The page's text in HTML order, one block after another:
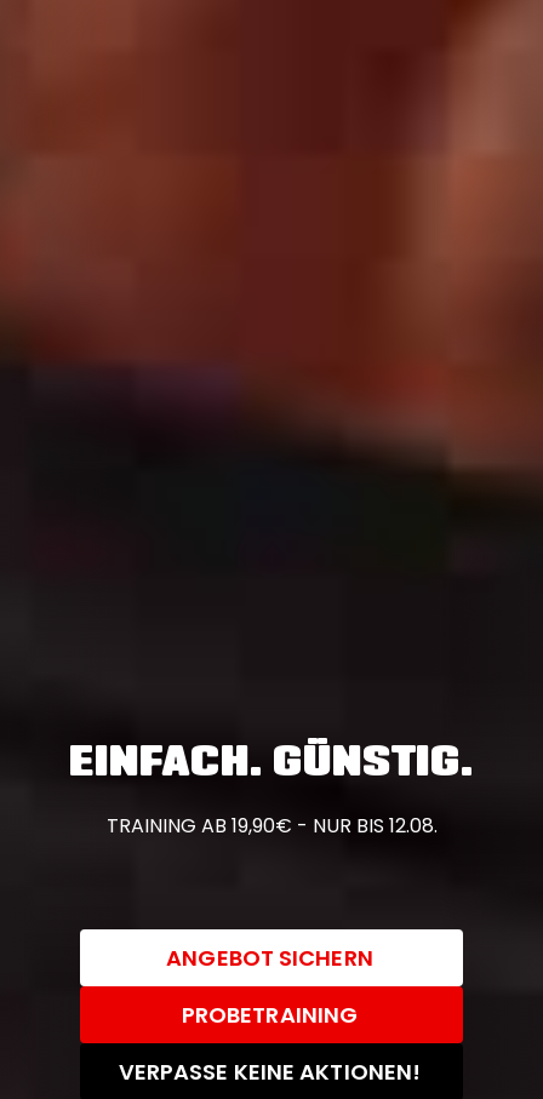
EINFACH. GÜNSTIG.
TRAINING AB 19,90€ - NUR BIS 12.08.
ANGEBOT SICHERN
PROBETRAINING
VERPASSE KEINE AKTIONEN!